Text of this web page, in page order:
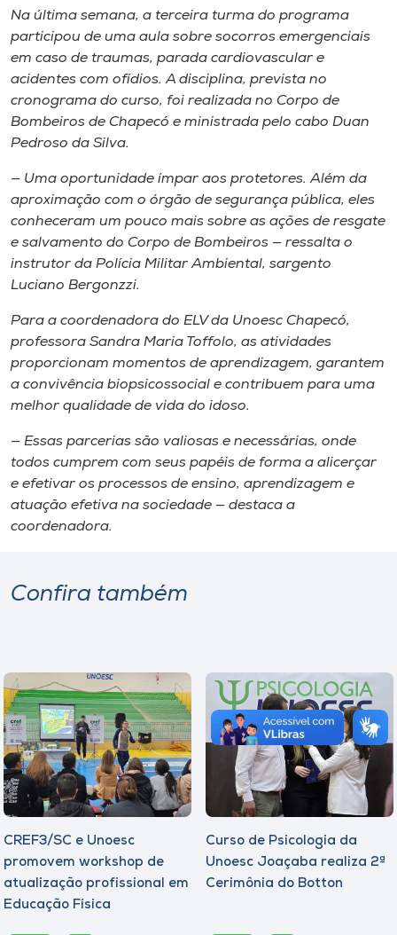
Na última semana, a terceira turma do programa
participou de uma aula sobre socorros emergenciais
em caso de traumas, parada cardiovascular e
acidentes com ofídios. A disciplina, prevista no
cronograma do curso, foi realizada no Corpo de
Bombeiros de Chapecó e ministrada pelo cabo Duan
Pedroso da Silva.
— Uma oportunidade ímpar aos protetores. Além da
aproximação com o órgão de segurança pública, eles
conheceram um pouco mais sobre as ações de resgate
e salvamento do Corpo de Bombeiros — ressalta o
instrutor da Polícia Militar Ambiental, sargento
Luciano Bergonzzi.
Para a coordenadora do ELV da Unoesc Chapecó,
professora Sandra Maria Toffolo, as atividades
proporcionam momentos de aprendizagem, garantem
a convivência biopsicossocial e contribuem para uma
melhor qualidade de vida do idoso.
— Essas parcerias são valiosas e necessárias, onde
todos cumprem com seus papéis de forma a alicerçar
e efetivar os processos de ensino, aprendizagem e
atuação efetiva na sociedade — destaca a
coordenadora.
Confira também
CREF3/SC e Unoesc
promovem workshop de
atualização profissional em
Educação Física
Curso de Psicologia da
Unoesc Joaçaba realiza 2ª
Cerimônia do Botton